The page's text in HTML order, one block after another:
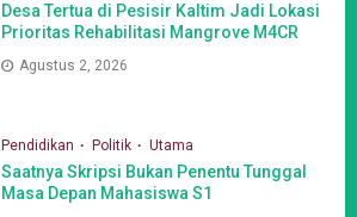
Desa Tertua di Pesisir Kaltim Jadi Lokasi
Prioritas Rehabilitasi Mangrove M4CR
Agustus 2, 2026
Pendidikan Politik Utama
Saatnya Skripsi Bukan Penentu Tunggal
Masa Depan Mahasiswa S1